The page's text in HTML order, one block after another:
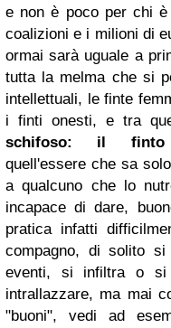
e non è poco per chi
coalizioni e i milioni di
ormai sarà uguale a
tutta la melma che si
intellettuali, le finte
i finti onesti, e tra
schifoso: il finto
quell'essere che sa
a qualcuno che lo
incapace di dare,
pratica infatti
compagno, di solito
eventi, si infiltra o si
intrallazzare, ma mai
"buoni", vedi ad